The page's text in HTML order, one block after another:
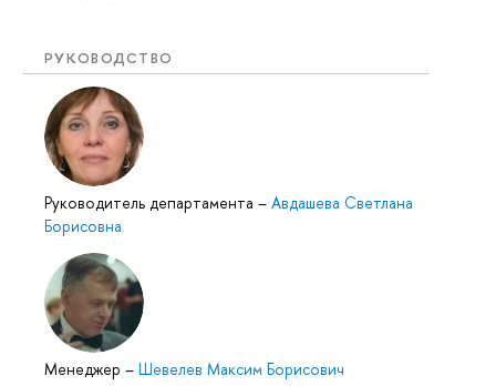
РУКОВОДСТВО
Руководитель департамента – Авдашева Светлана
Борисовна
Менеджер – Шевелев Максим Борисович